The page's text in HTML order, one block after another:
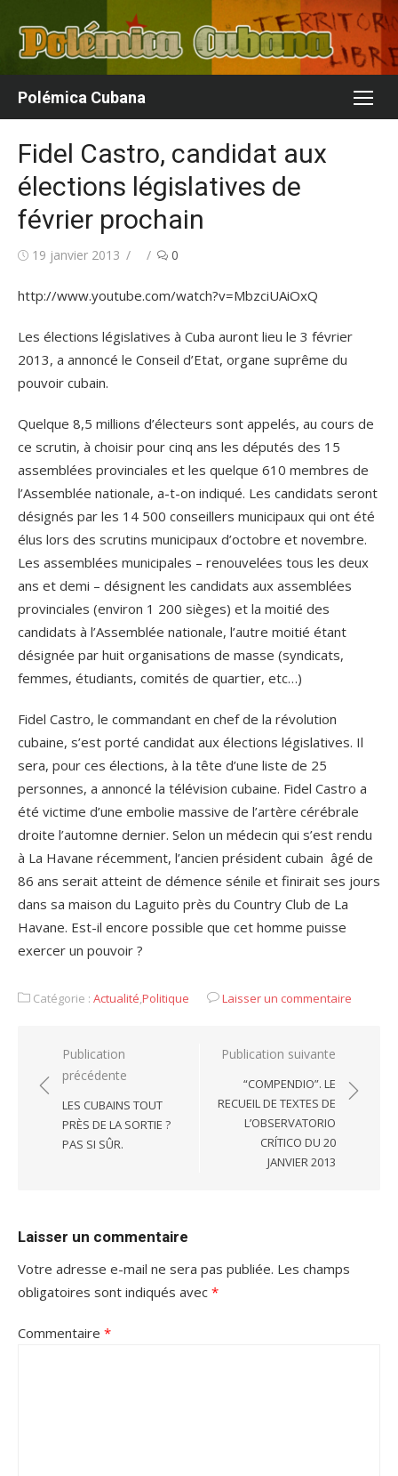
contenu
Polémica Cubana
Fidel Castro, candidat aux
élections législatives de
février prochain
Publié19 janvier 2013 Auteur/autrice
0
http://www.youtube.com/watch?v=MbzciUAiOxQ
Les élections législatives à Cuba auront lieu le 3 février
2013, a annoncé le Conseil d’Etat, organe suprême du
pouvoir cubain.
Quelque 8,5 millions d’électeurs sont appelés, au cours de
ce scrutin, à choisir pour cinq ans les députés des 15
assemblées provinciales et les quelque 610 membres de
l’Assemblée nationale, a-t-on indiqué. Les candidats seront
désignés par les 14 500 conseillers municipaux qui ont été
élus lors des scrutins municipaux d’octobre et novembre.
Les assemblées municipales – renouvelées tous les deux
ans et demi – désignent les candidats aux assemblées
provinciales (environ 1 200 sièges) et la moitié des
candidats à l’Assemblée nationale, l’autre moitié étant
désignée par huit organisations de masse (syndicats,
femmes, étudiants, comités de quartier, etc…)
Fidel Castro, le commandant en chef de la révolution
cubaine, s’est porté candidat aux élections législatives. Il
sera, pour ces élections, à la tête d’une liste de 25
personnes, a annoncé la télévision cubaine. Fidel Castro a
été victime d’une embolie massive de l’artère cérébrale
droite l’automne dernier. Selon un médecin qui s’est rendu
à La Havane récemment, l’ancien président cubain âgé de
86 ans serait atteint de démence sénile et finirait ses jours
dans sa maison du Laguito près du Country Club de La
Havane. Est-il encore possible que cet homme puisse
exercer un pouvoir ?
Catégorie : Actualité,Politique Laisser un commentaire
Navigation
de
l’article
Publication
précédente
LES CUBAINS TOUT
PRÈS DE LA SORTIE ?
PAS SI SÛR.
Publication suivante
“COMPENDIO”. LE
RECUEIL DE TEXTES DE
L’OBSERVATORIO
CRÍTICO DU 20
JANVIER 2013
Laisser un commentaire
Votre adresse e-mail ne sera pas publiée. Les champs
obligatoires sont indiqués avec *
Commentaire *